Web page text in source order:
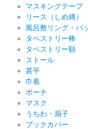
マスキングテープ
リース（しめ縄）
風呂敷リング・パ
タペストリー棒
タペストリー額
ストール
甚平
巾着
ポーチ
マスク
うちわ・扇子
ブックカバー